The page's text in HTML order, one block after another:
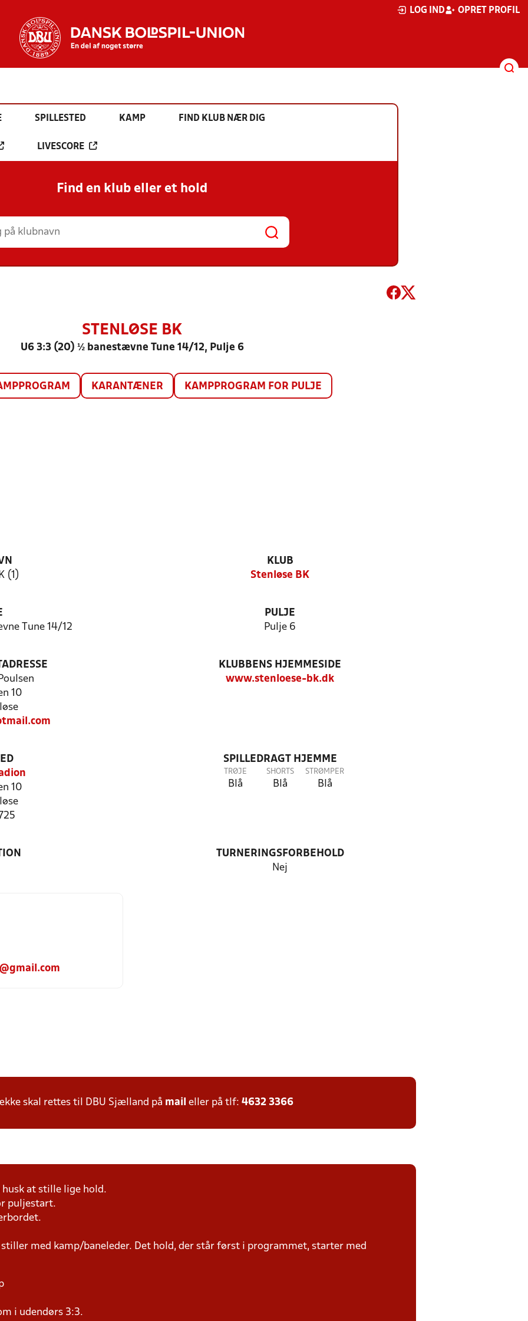
LOG IND OPRET PROFIL
SPILLESTED KAMP FIND KLUB NÆR DIG
LIVESCORE
Find en klub eller et hold
STENLØSE BK
U6 3:3 (20) ½ banestævne Tune 14/12, Pulje 6
KARANTÆNER KAMPPROGRAM FOR PULJE
(1)
KLUB
Stenløse BK
Tune 14/12
PULJE
Pulje 6
10
KLUBBENS HJEMMESIDE
www.stenloese-bk.dk
10
SPILLEDRAGT HJEMME
TRØJE
Blå
SHORTS
Blå
STRØMPER
Blå
TURNERINGSFORBEHOLD
Nej
skal rettes til DBU Sjælland på mail eller på tlf: 4632 3366
husk at stille lige hold.
puljestart.
med kamp/baneleder. Det hold, der står først i programmet, starter med
i udendørs 3:3.